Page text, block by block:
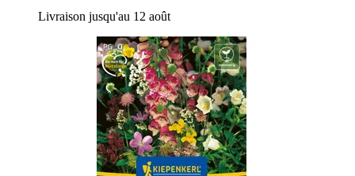
Livraison jusqu'au 12 août